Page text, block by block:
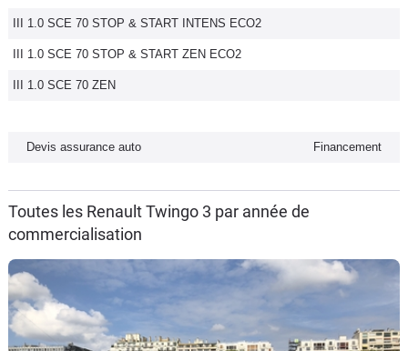
Marques
III 1.0 SCE 70 STOP & START INTENS ECO2
III 1.0 SCE 70 STOP & START ZEN ECO2
III 1.0 SCE 70 ZEN
Devis assurance auto Financement
Toutes les Renault Twingo 3 par année de
commercialisation